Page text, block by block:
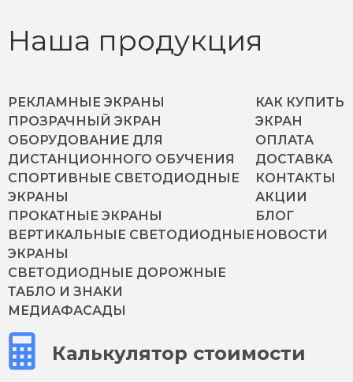
Наша продукция
РЕКЛАМНЫЕ ЭКРАНЫ
ПРОЗРАЧНЫЙ ЭКРАН
ОБОРУДОВАНИЕ ДЛЯ
ДИСТАНЦИОННОГО ОБУЧЕНИЯ
СПОРТИВНЫЕ СВЕТОДИОДНЫЕ
ЭКРАНЫ
ПРОКАТНЫЕ ЭКРАНЫ
ВЕРТИКАЛЬНЫЕ СВЕТОДИОДНЫЕ
ЭКРАНЫ
СВЕТОДИОДНЫЕ ДОРОЖНЫЕ
ТАБЛО И ЗНАКИ
МЕДИАФАСАДЫ
КАК КУПИТЬ
ЭКРАН
ОПЛАТА
ДОСТАВКА
КОНТАКТЫ
АКЦИИ
БЛОГ
НОВОСТИ
Калькулятор стоимости